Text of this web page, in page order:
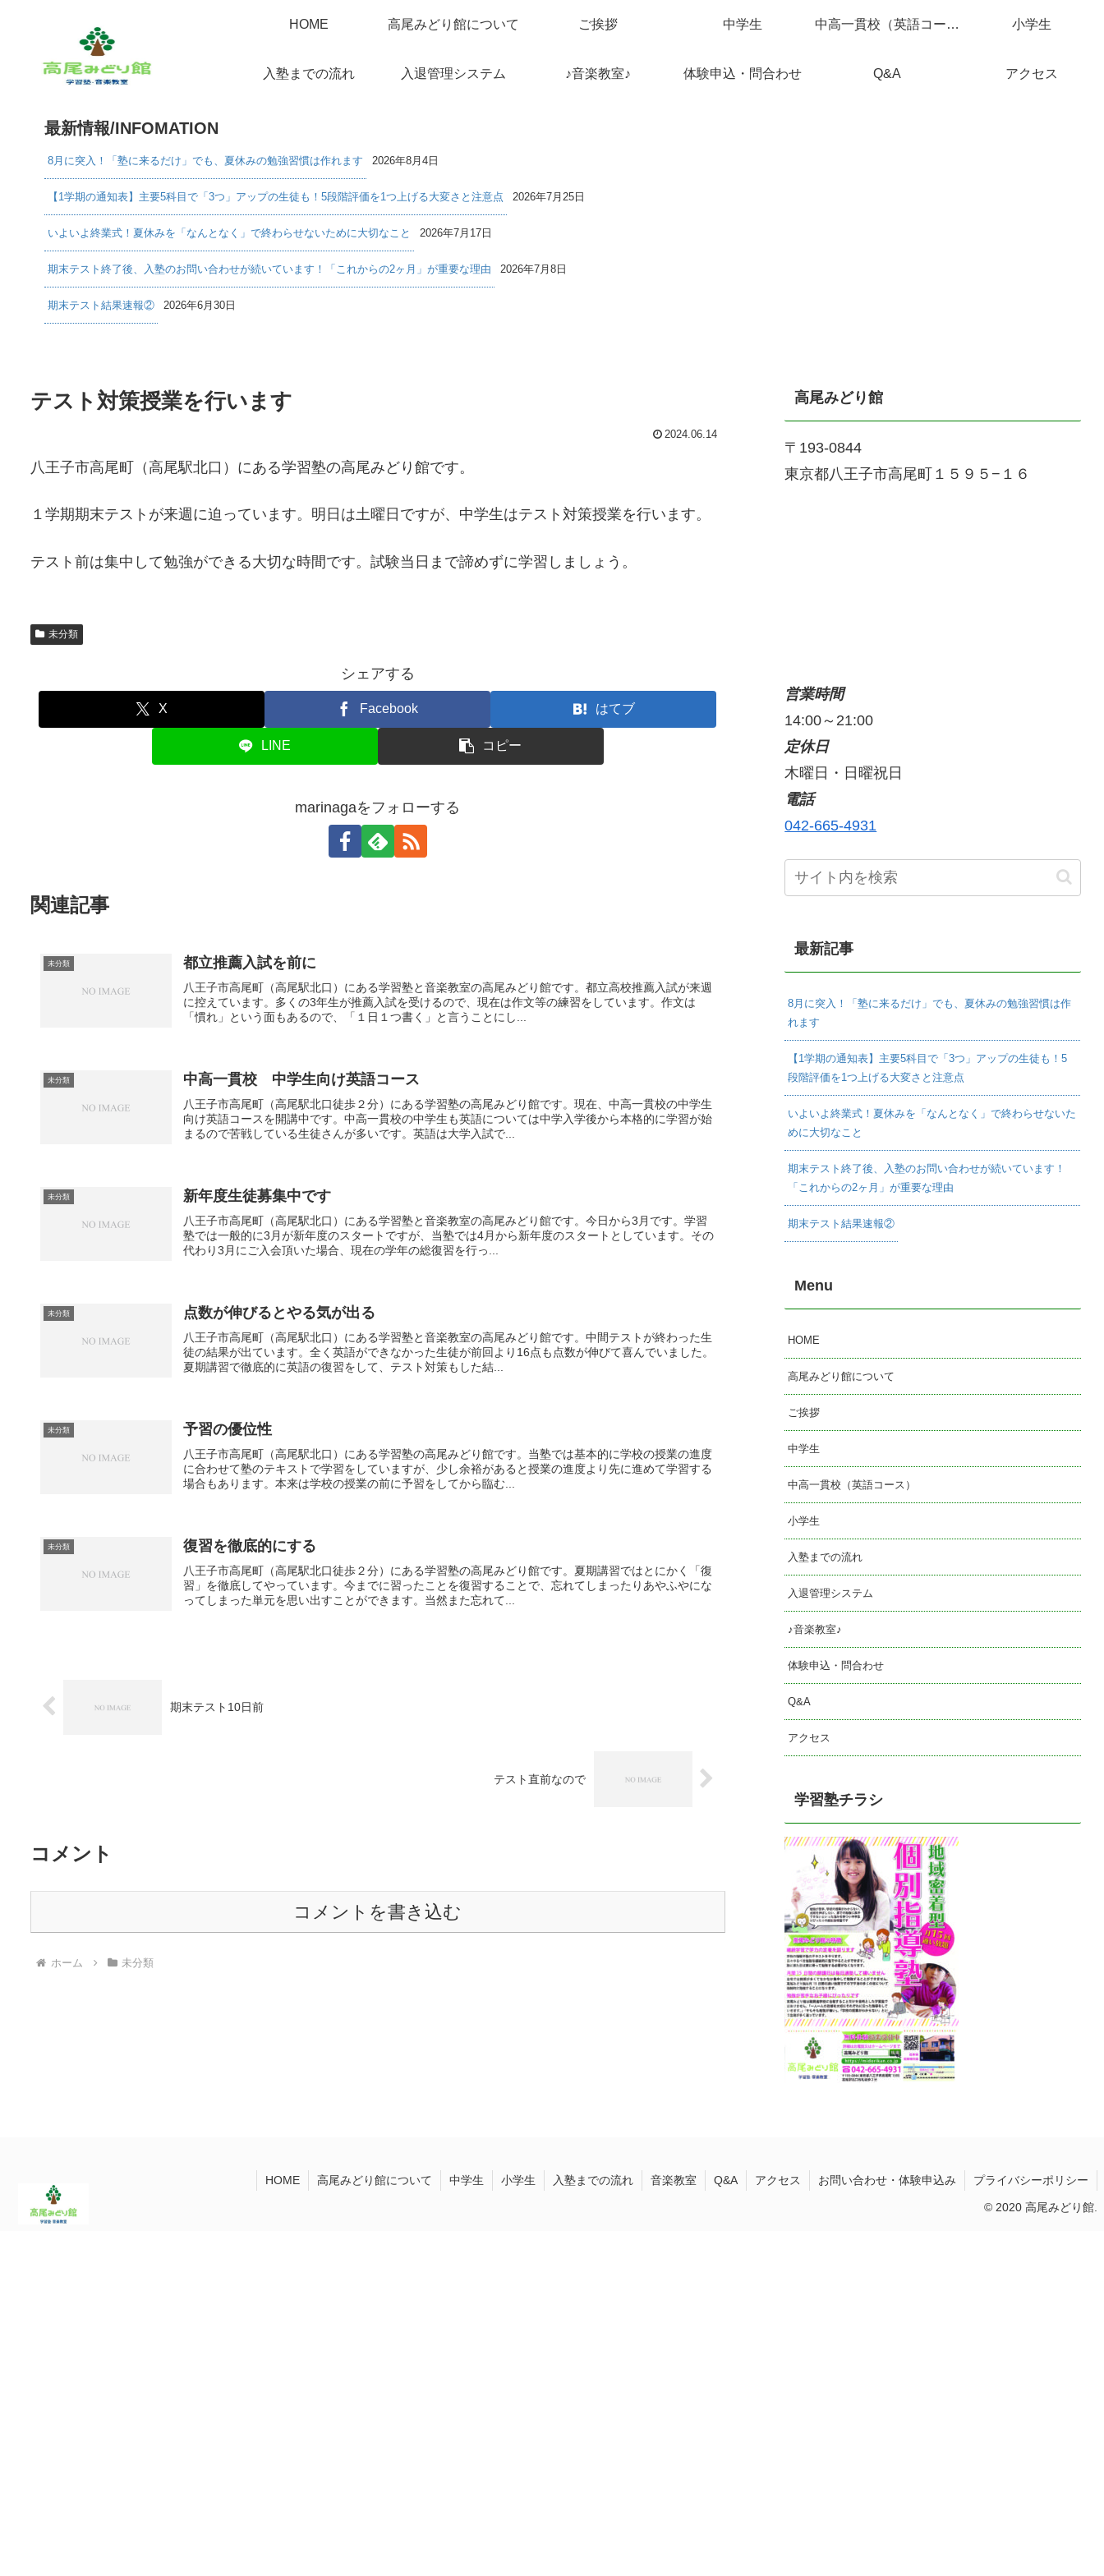
HOME 高尾みどり館について ご挨拶 中学生 中高一貫校（英語コース） 小学生
入塾までの流れ 入退管理システム ♪音楽教室♪ 体験申込・問合わせ Q&A アクセス
最新情報/INFOMATION
8月に突入！「塾に来るだけ」でも、夏休みの勉強習慣は作れます 2026年8月4日
【1学期の通知表】主要5科目で「3つ」アップの生徒も！5段階評価を1つ上げる大変さと注意点 2026年7月25日
いよいよ終業式！夏休みを「なんとなく」で終わらせないために大切なこと 2026年7月17日
期末テスト終了後、入塾のお問い合わせが続いています！「これからの2ヶ月」が重要な理由 2026年7月8日
期末テスト結果速報② 2026年6月30日
テスト対策授業を行います
2024.06.14
八王子市高尾町（高尾駅北口）にある学習塾の高尾みどり館です。
１学期期末テストが来週に迫っています。明日は土曜日ですが、中学生はテスト対策授業を行います。
テスト前は集中して勉強ができる大切な時間です。試験当日まで諦めずに学習しましょう。
未分類
シェアする
X Facebook はてブ
LINE コピー
marinagaをフォローする
関連記事
未分類 都立推薦入試を前に
八王子市高尾町（高尾駅北口）にある学習塾と音楽教室の高尾みどり館です。都立高校推薦入試が来週
に控えています。多くの3年生が推薦入試を受けるので、現在は作文等の練習をしています。作文は
「慣れ」という面もあるので、「１日１つ書く」と言うことにし...
未分類 中高一貫校 中学生向け英語コース
八王子市高尾町（高尾駅北口徒歩２分）にある学習塾の高尾みどり館です。現在、中高一貫校の中学生
向け英語コースを開講中です。中高一貫校の中学生も英語については中学入学後から本格的に学習が始
まるので苦戦している生徒さんが多いです。英語は大学入試で...
未分類 新年度生徒募集中です
八王子市高尾町（高尾駅北口）にある学習塾と音楽教室の高尾みどり館です。今日から3月です。学習
塾では一般的に3月が新年度のスタートですが、当塾では4月から新年度のスタートとしています。その
代わり3月にご入会頂いた場合、現在の学年の総復習を行っ...
未分類 点数が伸びるとやる気が出る
八王子市高尾町（高尾駅北口）にある学習塾と音楽教室の高尾みどり館です。中間テストが終わった生
徒の結果が出ています。全く英語ができなかった生徒が前回より16点も点数が伸びて喜んでいました。
夏期講習で徹底的に英語の復習をして、テスト対策もした結...
未分類 予習の優位性
八王子市高尾町（高尾駅北口）にある学習塾の高尾みどり館です。当塾では基本的に学校の授業の進度
に合わせて塾のテキストで学習をしていますが、少し余裕があると授業の進度より先に進めて学習する
場合もあります。本来は学校の授業の前に予習をしてから臨む...
未分類 復習を徹底的にする
八王子市高尾町（高尾駅北口徒歩２分）にある学習塾の高尾みどり館です。夏期講習ではとにかく「復
習」を徹底してやっています。今までに習ったことを復習することで、忘れてしまったりあやふやにな
ってしまった単元を思い出すことができます。当然また忘れて...
期末テスト10日前
テスト直前なので
コメント
コメントを書き込む
ホーム 未分類
高尾みどり館
〒193-0844
東京都八王子市高尾町１５９５−１６
営業時間
14:00～21:00
定休日
木曜日・日曜祝日
電話
042-665-4931
最新記事
8月に突入！「塾に来るだけ」でも、夏休みの勉強習慣は作
れます
【1学期の通知表】主要5科目で「3つ」アップの生徒も！5
段階評価を1つ上げる大変さと注意点
いよいよ終業式！夏休みを「なんとなく」で終わらせないた
めに大切なこと
期末テスト終了後、入塾のお問い合わせが続いています！
「これからの2ヶ月」が重要な理由
期末テスト結果速報②
Menu
HOME
高尾みどり館について
ご挨拶
中学生
中高一貫校（英語コース）
小学生
入塾までの流れ
入退管理システム
♪音楽教室♪
体験申込・問合わせ
Q&A
アクセス
学習塾チラシ
HOME 高尾みどり館について 中学生 小学生 入塾までの流れ 音楽教室 Q&A アクセス お問い合わせ・体験申込み プライバシーポリシー
© 2020 高尾みどり館.